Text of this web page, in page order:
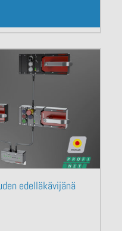
edelläkävijänä